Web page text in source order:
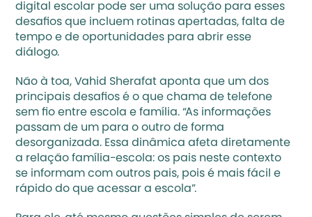
digital escolar pode ser uma solução para esses
desafios que incluem rotinas apertadas, falta de
tempo e de oportunidades para abrir esse
diálogo.
Não à toa, Vahid Sherafat aponta que um dos
principais desafios é o que chama de telefone
sem fio entre escola e família. “As informações
passam de um para o outro de forma
desorganizada. Essa dinâmica afeta diretamente
a relação família-escola: os pais neste contexto
se informam com outros pais, pois é mais fácil e
rápido do que acessar a escola”.